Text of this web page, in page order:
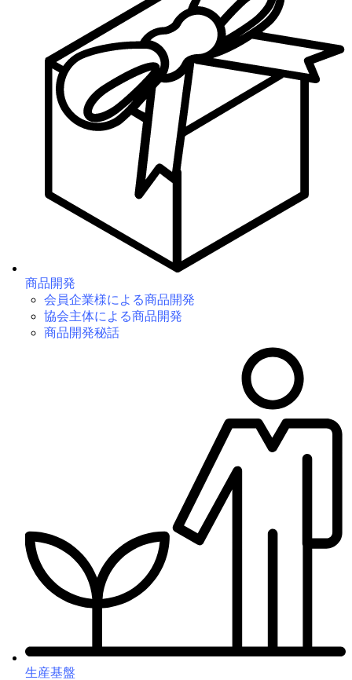
商品開発
会員企業様による商品開発
協会主体による商品開発
商品開発秘話
生産基盤